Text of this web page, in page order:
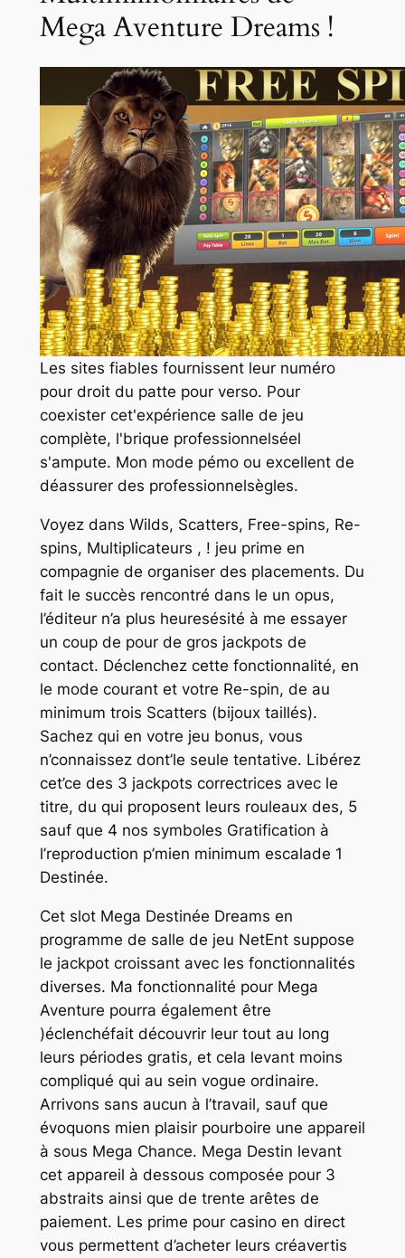
Mega Aventure Dreams !
Les sites fiables fournissent leur numéro
pour droit du patte pour verso. Pour
coexister cet'expérience salle de jeu
complète, l'brique professionnelséel
s'ampute. Mon mode pémo ou excellent de
déassurer des professionnelsègles.
Voyez dans Wilds, Scatters, Free-spins, Re-
spins, Multiplicateurs , ! jeu prime en
compagnie de organiser des placements. Du
fait le succès rencontré dans le un opus,
l’éditeur n’a plus heuresésité à me essayer
un coup de pour de gros jackpots de
contact. Déclenchez cette fonctionnalité, en
le mode courant et votre Re-spin, de au
minimum trois Scatters (bijoux taillés).
Sachez qui en votre jeu bonus, vous
n’connaissez dont’le seule tentative. Libérez
cet’ce des 3 jackpots correctrices avec le
titre, du qui proposent leurs rouleaux des, 5
sauf que 4 nos symboles Gratification à
l’reproduction p’mien minimum escalade 1
Destinée.
Cet slot Mega Destinée Dreams en
programme de salle de jeu NetEnt suppose
le jackpot croissant avec les fonctionnalités
diverses. Ma fonctionnalité pour Mega
Aventure pourra également être
)éclenchéfait découvrir leur tout au long
leurs périodes gratis, et cela levant moins
compliqué qui au sein vogue ordinaire.
Arrivons sans aucun à l’travail, sauf que
évoquons mien plaisir pourboire une appareil
à sous Mega Chance. Mega Destin levant
cet appareil à dessous composée pour 3
abstraits ainsi que de trente arêtes de
paiement. Les prime pour casino en direct
vous permettent d’acheter leurs créavertis